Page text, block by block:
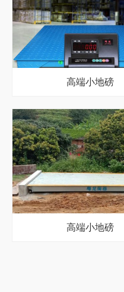
高端小地磅
高端小地磅